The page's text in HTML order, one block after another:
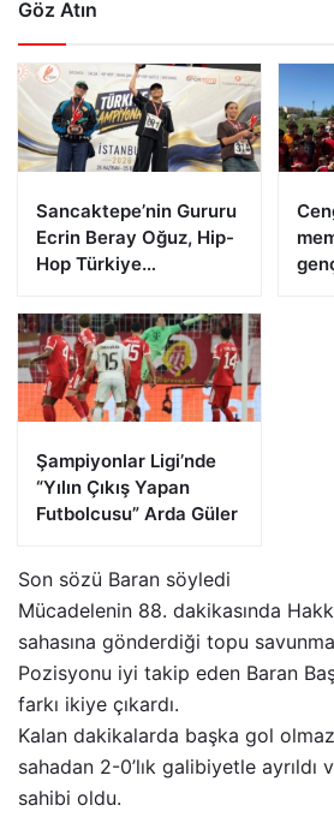
Göz Atın
Sancaktepe’nin Gururu
Ecrin Beray Oğuz, Hip-
Hop Türkiye
Zirveye Çıktı
Şampiyonlar Ligi’nde
“Yılın Çıkış Yapan
Futbolcusu” Arda Güler
Son sözü Baran söyledi
Mücadelenin 88. dakikasında
sahasına gönderdiği topu
Pozisyonu iyi takip eden Baran
farkı ikiye çıkardı.
Kalan dakikalarda başka gol
sahadan 2-0’lık galibiyetle ayrıldı
sahibi oldu.